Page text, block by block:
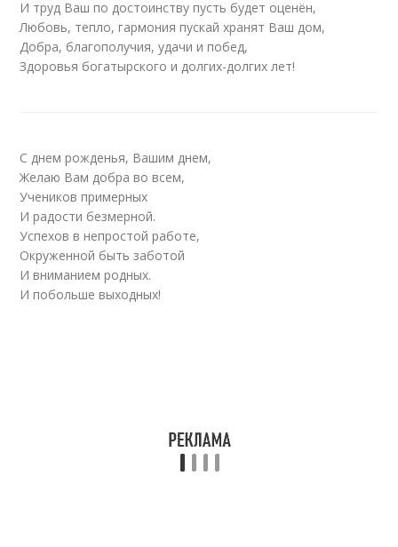
И труд Ваш по достоинству пусть будет оценён,
Любовь, тепло, гармония пускай хранят Ваш дом,
Добра, благополучия, удачи и побед,
Здоровья богатырского и долгих-долгих лет!
С днем рожденья, Вашим днем,
Желаю Вам добра во всем,
Учеников примерных
И радости безмерной.
Успехов в непростой работе,
Окруженной быть заботой
И вниманием родных.
И побольше выходных!